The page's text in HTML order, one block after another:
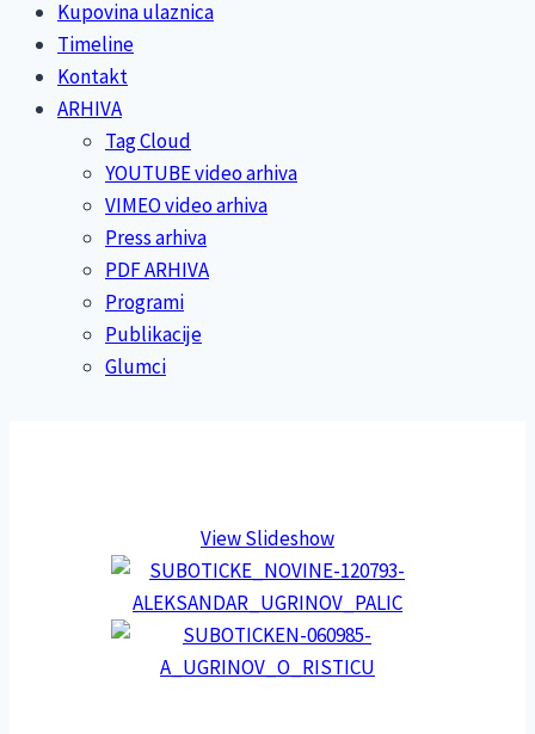
Kupovina ulaznica
Timeline
Kontakt
ARHIVA
Tag Cloud
YOUTUBE video arhiva
VIMEO video arhiva
Press arhiva
PDF ARHIVA
Programi
Publikacije
Glumci
View Slideshow